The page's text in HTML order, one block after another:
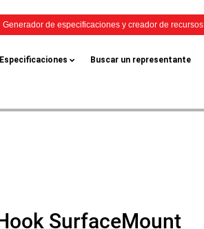
Generador de especificaciones y creador de recursos
Especificaciones Buscar un representante